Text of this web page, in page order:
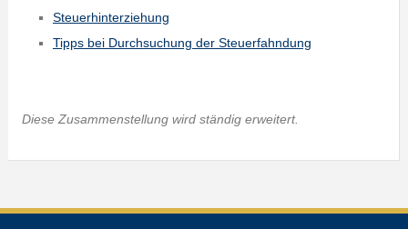
Steuerhinterziehung
Tipps bei Durchsuchung der Steuerfahndung
Diese Zusammenstellung wird ständig erweitert.